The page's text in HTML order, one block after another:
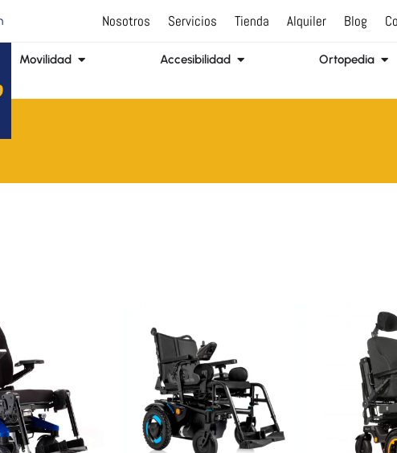
Nosotros Servicios Tienda Alquiler Blog
Movilidad Abrir Movilidad Accesibilidad Abrir AccesibilidadOrtopedia